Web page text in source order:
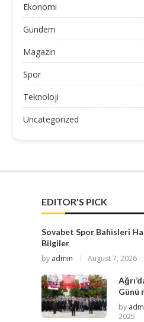
Ekonomi
Gündem
Magazin
Spor
Teknoloji
Uncategorized
EDITOR'S PICK
Sovabet Spor Bahisleri
Bilgiler
by admin August 7, 2026
Günü
by
2025